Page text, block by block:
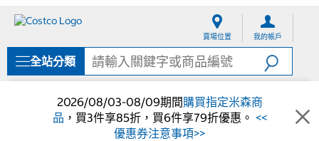
單
賣場位置 我的帳戶
全站分類
2026/08/03-08/09期間購買指定米森商
品 ，買3件享85折，買6件享79折優惠。 <<
優惠券注意事項>>